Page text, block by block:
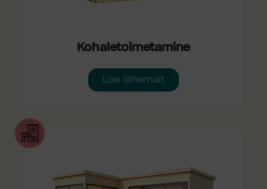
Kohaletoimetamine
Loe lähemalt